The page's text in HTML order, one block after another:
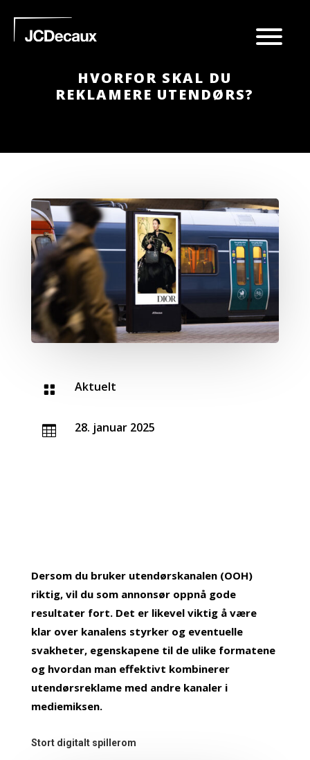
HVORFOR SKAL DU
REKLAMERE UTENDØRS?
 Aktuelt
 28. januar 2025
Dersom du bruker utendørskanalen (OOH)
riktig, vil du som annonsør oppnå gode
resultater fort. Det er likevel viktig å være
klar over kanalens styrker og eventuelle
svakheter, egenskapene til de ulike formatene
og hvordan man effektivt kombinerer
utendørsreklame med andre kanaler i
mediemiksen.
Stort digitalt spillerom